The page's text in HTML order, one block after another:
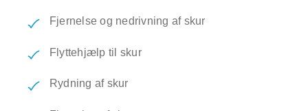
Fjernelse og nedrivning af skur
Flyttehjælp til skur
Rydning af skur